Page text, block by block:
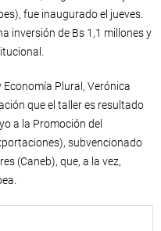
fue inaugurado el jueves.
inversión de Bs 1,1 millones y
Plural, Verónica
que el taller es resultado
a la Promoción del
subvencionado
(Caneb), que, a la vez,